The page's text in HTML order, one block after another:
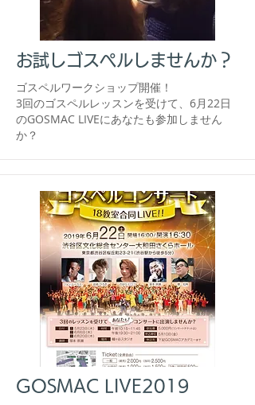
お試しゴスペルしませんか？
​ゴスペルワークショップ開催！
​3回のゴスペルレッスンを受けて、6月22日
のGOSMAC LIVEにあなたも参加しません
か？
GOSMAC LIVE2019